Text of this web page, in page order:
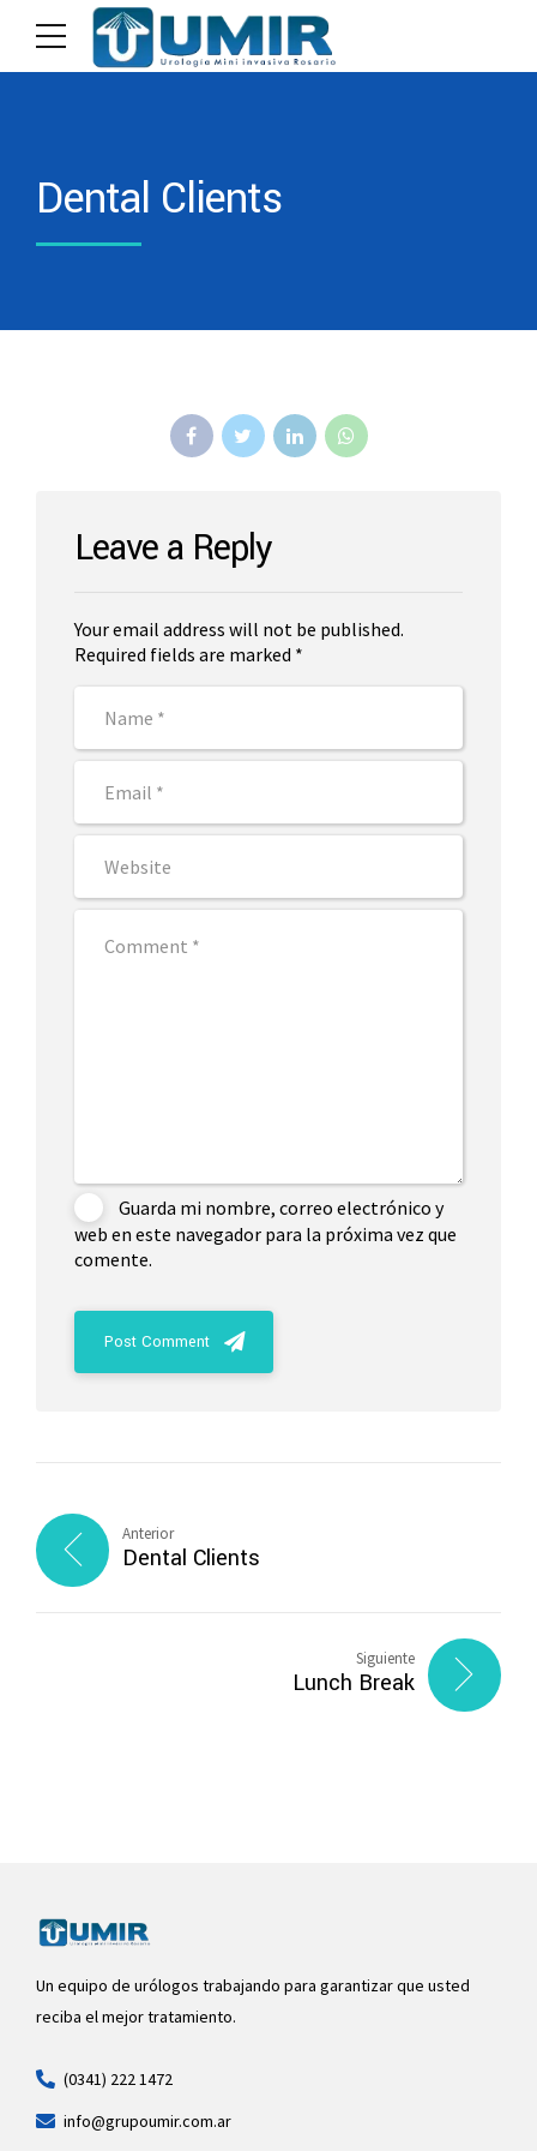
Dental Clients
Leave a Reply
Your email address will not be published.
Required fields are marked *
Guarda mi nombre, correo electrónico y
web en este navegador para la próxima vez que
comente.
Post Comment
Anterior
Dental Clients
Siguiente
Lunch Break
Un equipo de urólogos trabajando para garantizar que usted
reciba el mejor tratamiento.
(0341) 222 1472
info@grupoumir.com.ar